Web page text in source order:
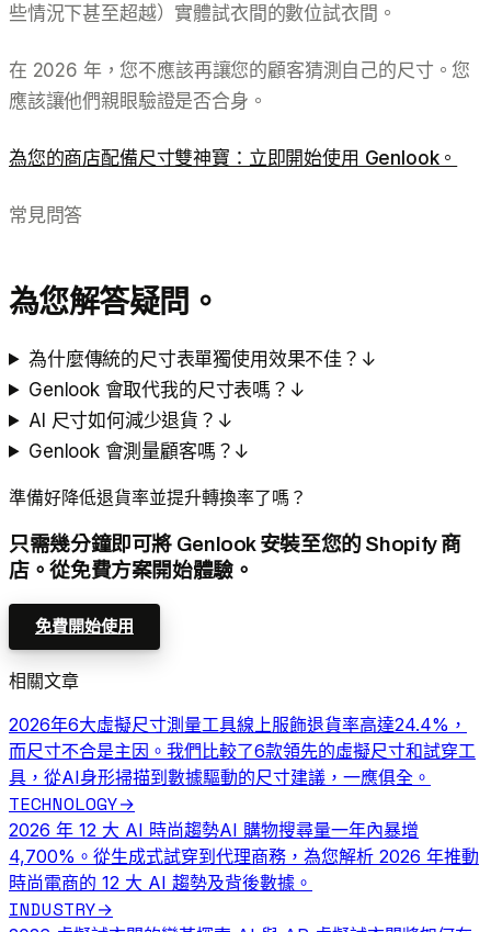
些情況下甚至超越）實體試衣間的數位試衣間。
在 2026 年，您不應該再讓您的顧客猜測自己的尺寸。您
應該讓他們親眼驗證是否合身。
為您的商店配備尺寸雙神寶：立即開始使用 Genlook。
常見問答
為您解答疑問。
為什麼傳統的尺寸表單獨使用效果不佳？ ↓
Genlook 會取代我的尺寸表嗎？ ↓
AI 尺寸如何減少退貨？ ↓
Genlook 會測量顧客嗎？ ↓
準備好降低退貨率並提升轉換率了嗎？
只需幾分鐘即可將 Genlook 安裝至您的 Shopify 商
店。從免費方案開始體驗。
免費開始使用
相關文章
2026年6大虛擬尺寸測量工具線上服飾退貨率高達24.4%，
而尺寸不合是主因。我們比較了6款領先的虛擬尺寸和試穿工
具，從AI身形掃描到數據驅動的尺寸建議，一應俱全。
TECHNOLOGY→
2026 年 12 大 AI 時尚趨勢AI 購物搜尋量一年內暴增
4,700%。從生成式試穿到代理商務，為您解析 2026 年推動
時尚電商的 12 大 AI 趨勢及背後數據。
INDUSTRY→